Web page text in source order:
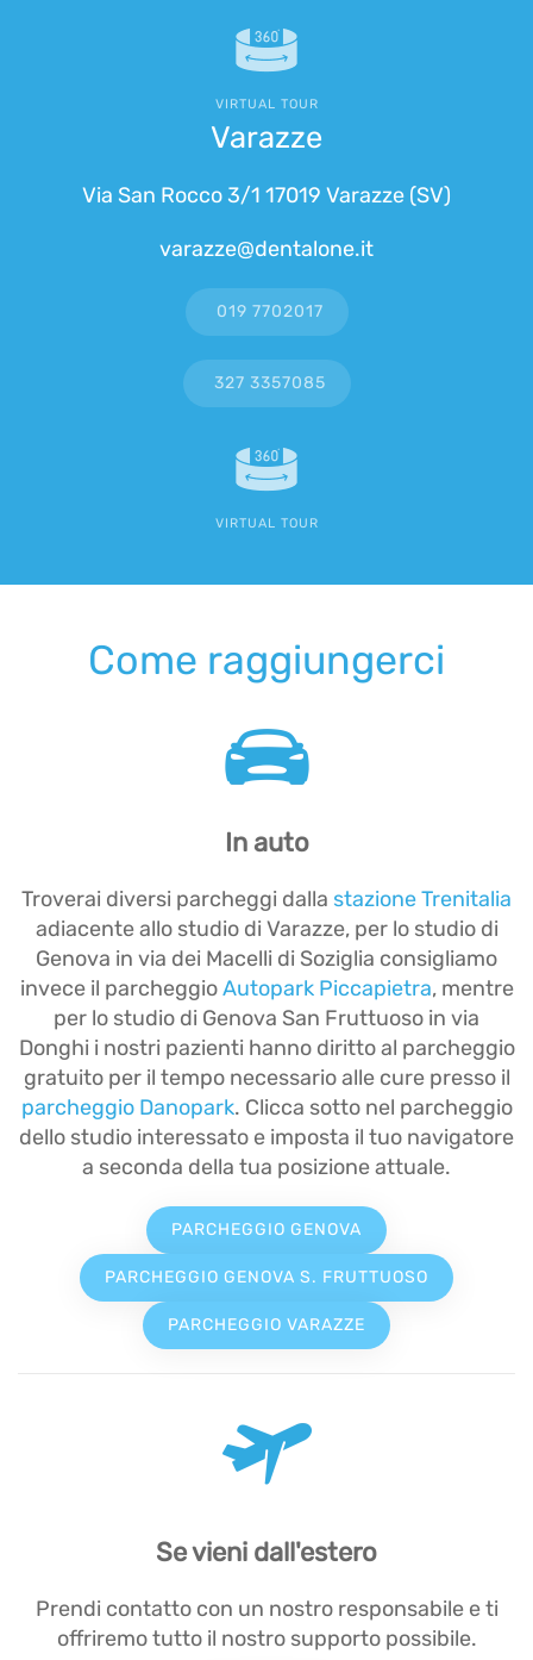
VIRTUAL TOUR
Varazze
Via San Rocco 3/1 17019 Varazze (SV)
varazze@dentalone.it
019 7702017
327 3357085
VIRTUAL TOUR
Come raggiungerci
In auto
Troverai diversi parcheggi dalla stazione Trenitalia
adiacente allo studio di Varazze, per lo studio di
Genova in via dei Macelli di Soziglia consigliamo
invece il parcheggioAutopark Piccapietra, mentre
per lo studio di Genova San Fruttuoso in via
Donghi i nostri pazienti hanno diritto al parcheggio
gratuito per il tempo necessario alle cure presso il
parcheggio Danopark. Clicca sotto nel parcheggio
dello studio interessato e imposta il tuo navigatore
a seconda della tua posizione attuale.
PARCHEGGIO GENOVA
PARCHEGGIO GENOVA S. FRUTTUOSO
PARCHEGGIO VARAZZE
Se vieni dall'estero
Prendi contatto con un nostro responsabile e ti
offriremo tutto il nostro supporto possibile.